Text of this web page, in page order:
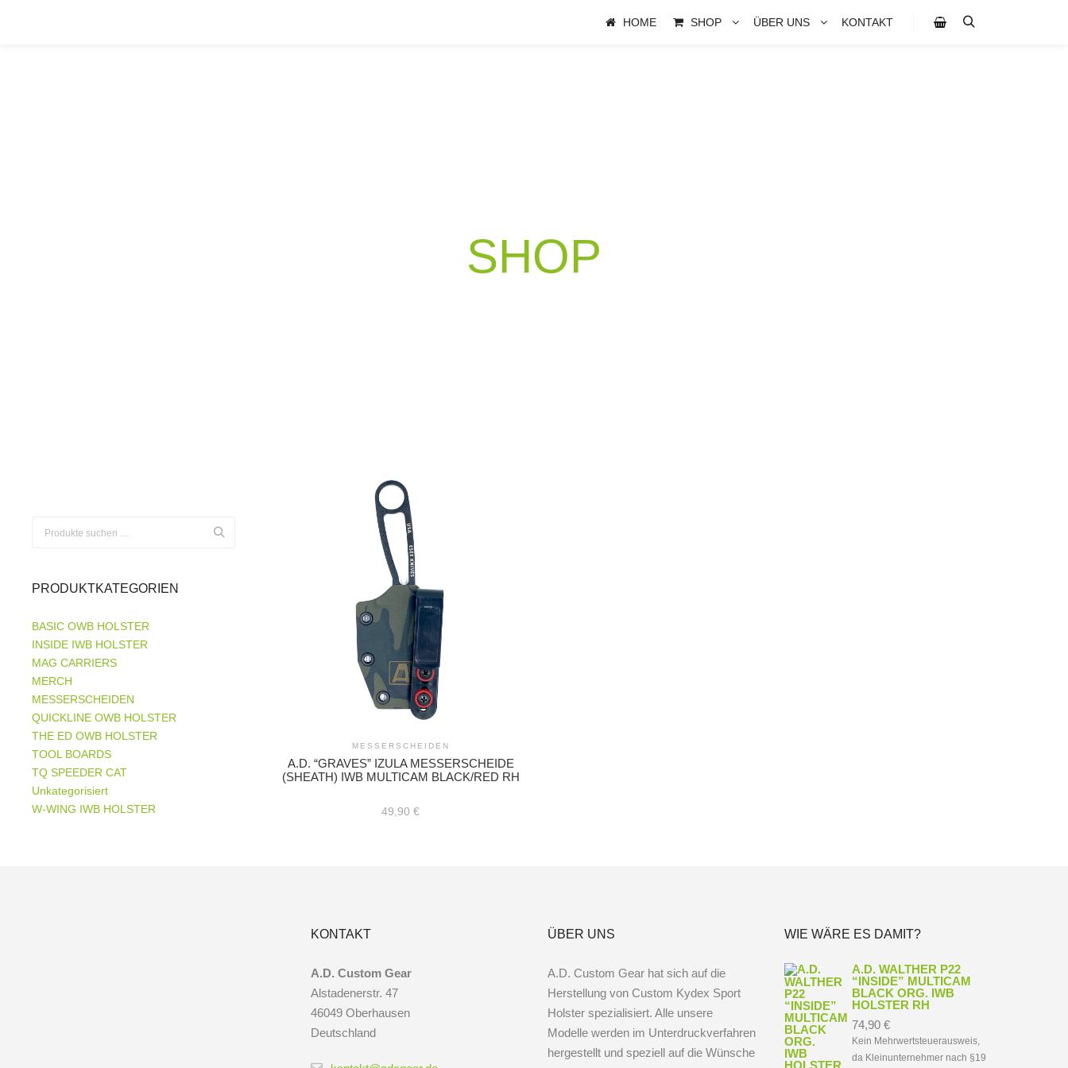
HOME SHOP ÜBER UNS KONTAKT
SHOP
MESSERSCHEIDEN
A.D. “GRAVES” IZULA MESSERSCHEIDE
(SHEATH) IWB MULTICAM BLACK/RED RH
49,90 €
PRODUKTKATEGORIEN
BASIC OWB HOLSTER
INSIDE IWB HOLSTER
MAG CARRIERS
MERCH
MESSERSCHEIDEN
QUICKLINE OWB HOLSTER
THE ED OWB HOLSTER
TOOL BOARDS
TQ SPEEDER CAT
Unkategorisiert
W-WING IWB HOLSTER
KONTAKT
A.D. Custom Gear
Alstadenerstr. 47
46049 Oberhausen
Deutschland
ÜBER UNS
A.D. Custom Gear hat sich auf die
Herstellung von Custom Kydex Sport
Holster spezialisiert. Alle unsere
Modelle werden im Unterdruckverfahren
hergestellt und speziell auf die Wünsche
WIE WÄRE ES DAMIT?
A.D. WALTHER P22
“INSIDE” MULTICAM
BLACK ORG. IWB
HOLSTER RH
74,90€
Kein Mehrwertsteuerausweis,
da Kleinunternehmer nach §19